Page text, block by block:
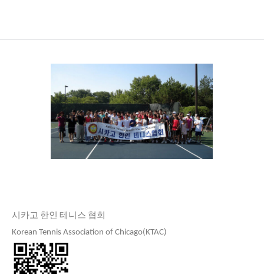
시카고 한인 테니스 협회
Korean Tennis Association of Chicago(KTAC)